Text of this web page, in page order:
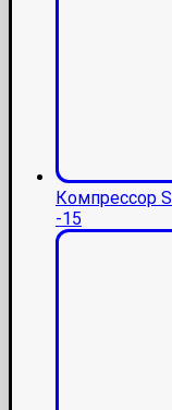
Компрессор
-15